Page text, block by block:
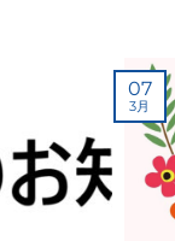
07
3月